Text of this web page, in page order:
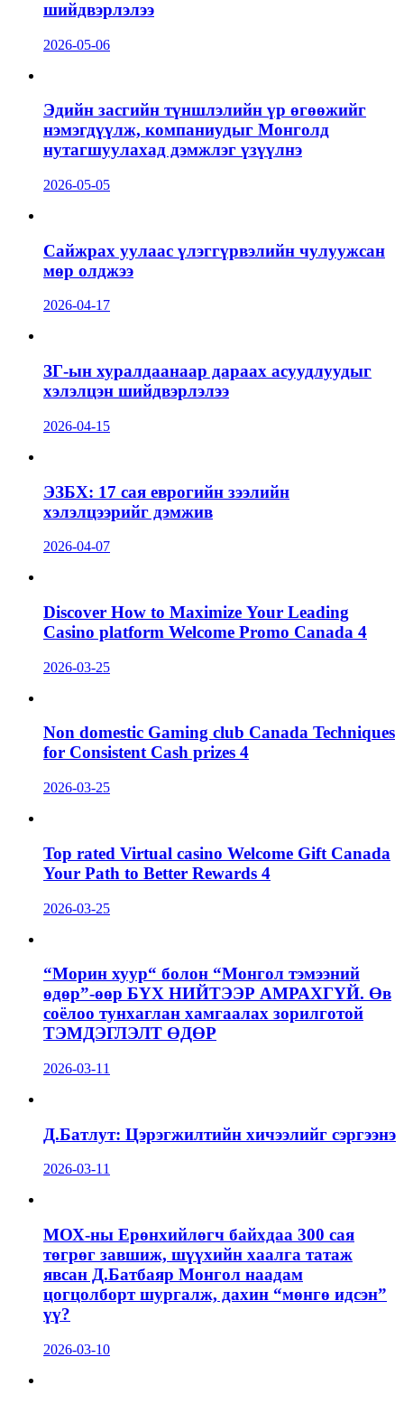
шийдвэрлэлээ
2026-05-06
Эдийн засгийн түншлэлийн үр өгөөжийг
нэмэгдүүлж, компаниудыг Монголд
нутагшуулахад дэмжлэг үзүүлнэ
2026-05-05
Сайжрах уулаас үлэггүрвэлийн чулуужсан
мөр олджээ
2026-04-17
ЗГ-ын хуралдаанаар дараах асуудлуудыг
хэлэлцэн шийдвэрлэлээ
2026-04-15
ЭЗБХ: 17 сая еврогийн зээлийн
хэлэлцээрийг дэмжив
2026-04-07
Discover How to Maximize Your Leading
Casino platform Welcome Promo Canada 4
2026-03-25
Non domestic Gaming club Canada Techniques
for Consistent Cash prizes 4
2026-03-25
Top rated Virtual casino Welcome Gift Canada
Your Path to Better Rewards 4
2026-03-25
“Морин хуур“ болон “Монгол тэмээний
өдөр”-өөр БҮХ НИЙТЭЭР АМРАХГҮЙ. Өв
соёлоо тунхаглан хамгаалах зорилготой
ТЭМДЭГЛЭЛТ ӨДӨР
2026-03-11
Д.Батлут: Цэрэгжилтийн хичээлийг сэргээнэ
2026-03-11
МОХ-ны Ерөнхийлөгч байхдаа 300 сая
төгрөг завшиж, шүүхийн хаалга татаж
явсан Д.Батбаяр Монгол наадам
цогцолборт шургалж, дахин “мөнгө идсэн”
үү?
2026-03-10